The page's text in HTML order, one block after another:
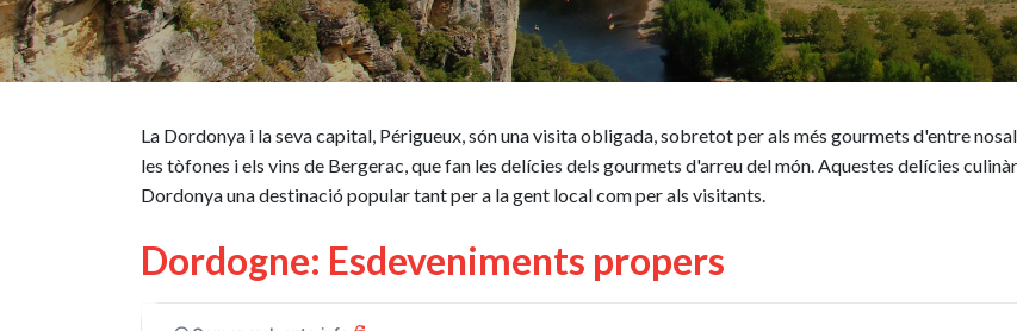
La Dordonya i la seva capital, Périgueux, són una visita obligada, sobretot per als més gourmets d'entre
les tòfones i els vins de Bergerac, que fan les delícies dels gourmets d'arreu del món. Aquestes delícies
Dordonya una destinació popular tant per a la gent local com per als visitants.
Dordogne: Esdeveniments propers